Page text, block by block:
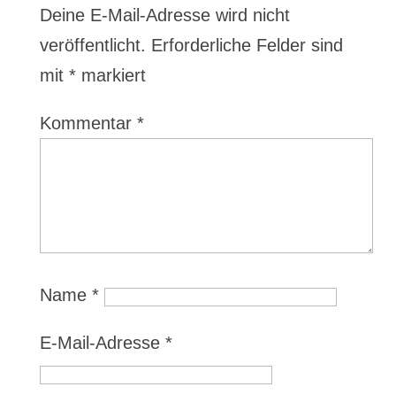
Deine E-Mail-Adresse wird nicht
veröffentlicht. Erforderliche Felder sind
mit *markiert
Kommentar *
Name *
E-Mail-Adresse *